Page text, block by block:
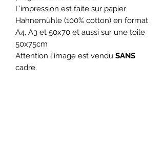
L’impression est faite sur papier
Hahnemühle (100% cotton) en format
A4, A3 et 50x70 et aussi sur une toile
50x75cm
Attention l'image est vendu SANS
cadre.